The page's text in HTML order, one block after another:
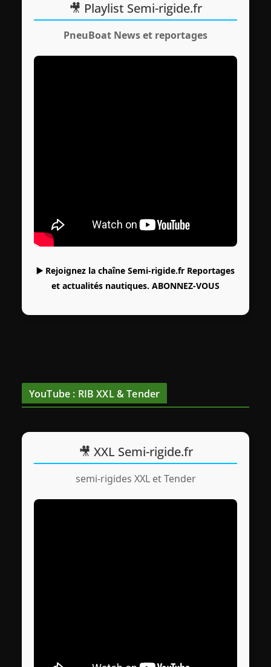
🎥 Playlist Semi-rigide.fr
PneuBoat News et reportages
▶️ Rejoignez la chaîne Semi-rigide.fr Reportages
et actualités nautiques. ABONNEZ-VOUS
YouTube : RIB XXL & Tender
🎥 XXL Semi-rigide.fr
semi-rigides XXL et Tender